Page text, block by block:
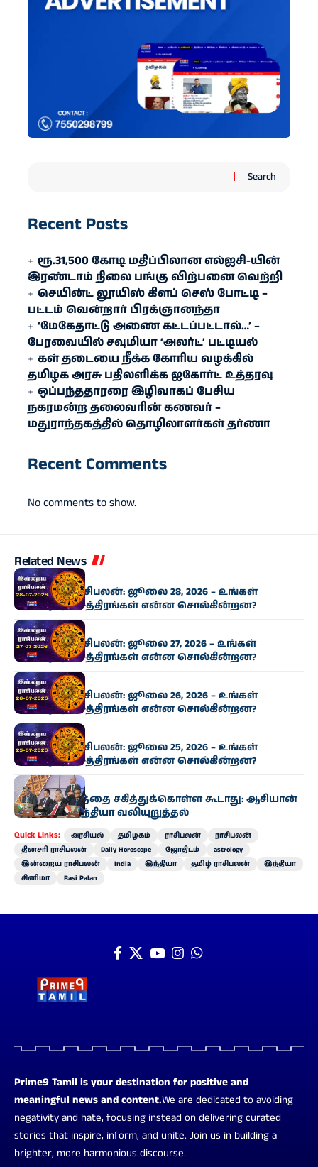
Search
Recent Posts
ரூ.31,500 கோடி மதிப்பிலான எல்ஐசி-​யின்
இரண்​டாம் நிலை பங்கு விற்பனை வெற்றி
செயின்ட் லூயிஸ் கிளப் செஸ் போட்டி –
பட்டம் வென்றார் பிரக்ஞானந்தா
‘மேகேதாட்டு அணை கட்டப்பட்டால்…’ –
பேரவையில் சவுமியா ‘அலர்ட்’ பட்டியல்
கள் தடையை நீக்க கோரிய வழக்கில்
தமிழக அரசு பதிலளிக்க ஐகோர்ட் உத்தரவு
ஒப்பந்ததாரரை இழிவாகப் பேசிய
நகரமன்ற தலைவரின் கணவர் –
மதுராந்தகத்தில் தொழிலாளர்கள் தர்ணா
Recent Comments
No comments to show.
Related News
ராசிபலன்
இன்றைய ராசிபலன்: ஜூலை 28, 2026 – உங்கள்
அதிர்ஷ்ட நட்சத்திரங்கள் என்ன சொல்கின்றன?
ராசிபலன்
இன்றைய ராசிபலன்: ஜூலை 27, 2026 – உங்கள்
அதிர்ஷ்ட நட்சத்திரங்கள் என்ன சொல்கின்றன?
ராசிபலன்
இன்றைய ராசிபலன்: ஜூலை 26, 2026 – உங்கள்
அதிர்ஷ்ட நட்சத்திரங்கள் என்ன சொல்கின்றன?
ராசிபலன்
இன்றைய ராசிபலன்: ஜூலை 25, 2026 – உங்கள்
அதிர்ஷ்ட நட்சத்திரங்கள் என்ன சொல்கின்றன?
இந்தியா
பயங்கரவாதத்தை சகித்துக்கொள்ள கூடாது: ஆசியான்
கூட்டத்தில் இந்தியா வலியுறுத்தல்
Quick Links: அரசியல் தமிழகம் ராசிபலன்
ராசிபலன்
தினசரி ராசிபலன்
Daily Horoscope ஜோதிடம்
astrology
இன்றைய ராசிபலன்
India இந்தியா தமிழ் ராசிபலன்
இந்தியா
சினிமா
Rasi Palan
Prime9 Tamil is your destination for positive and
meaningful news and content.We are dedicated to avoiding
negativity and hate, focusing instead on delivering curated
stories that inspire, inform, and unite. Join us in building a
brighter, more harmonious discourse.